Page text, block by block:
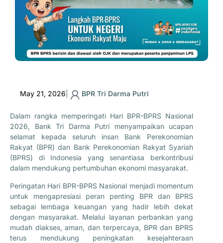
May 21, 2026 BPR Tri Darma Putri
Dalam rangka memperingati Hari BPR-BPRS Nasional
2026, Bank Tri Darma Putri menyampaikan ucapan
selamat kepada seluruh insan Bank Perekonomian
Rakyat (BPR) dan Bank Perekonomian Rakyat Syariah
(BPRS) di Indonesia yang senantiasa berkontribusi
dalam mendukung pertumbuhan ekonomi masyarakat.
Peringatan Hari BPR-BPRS Nasional menjadi momentum
untuk mengapresiasi peran penting BPR dan BPRS
sebagai lembaga keuangan yang hadir lebih dekat
dengan masyarakat. Melalui layanan perbankan yang
mudah diakses, aman, dan terpercaya, BPR dan BPRS
terus mendukung peningkatan kesejahteraan